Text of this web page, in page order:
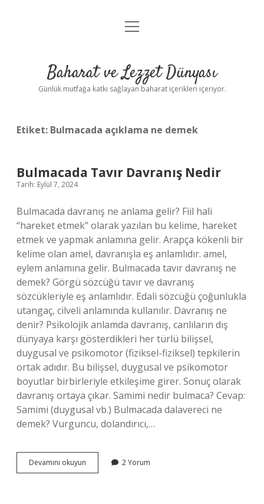
Anasayfa
Yasal Uyarı
menüyü
Baharat ve Lezzet Dünyası
Günlük mutfağa katkı sağlayan baharat içerikleri içeriyor.
Etiket: Bulmacada açıklama ne demek
Bulmacada Tavır Davranış Nedir
Tarih: Eylül 7, 2024
Bulmacada davranış ne anlama gelir? Fiil hali
“hareket etmek” olarak yazılan bu kelime, hareket
etmek ve yapmak anlamına gelir. Arapça kökenli bir
kelime olan amel, davranışla eş anlamlıdır. amel,
eylem anlamına gelir. Bulmacada tavır davranış ne
demek? Görgü sözcüğü tavır ve davranış
sözcükleriyle eş anlamlıdır. Edali sözcüğü çoğunlukla
utangaç, cilveli anlamında kullanılır. Davranış ne
denir? Psikolojik anlamda davranış, canlıların dış
dünyaya karşı gösterdikleri her türlü bilişsel,
duygusal ve psikomotor (fiziksel-fiziksel) tepkilerin
ortak adıdır. Bu bilişsel, duygusal ve psikomotor
boyutlar birbirleriyle etkileşime girer. Sonuç olarak
davranış ortaya çıkar. Samimi nedir bulmaca? Cevap:
Samimi (duygusal vb.) Bulmacada dalavereci ne
demek? Vurguncu, dolandırıcı,…
Devamını okuyun Bulmacada
Tavır
2 Yorum